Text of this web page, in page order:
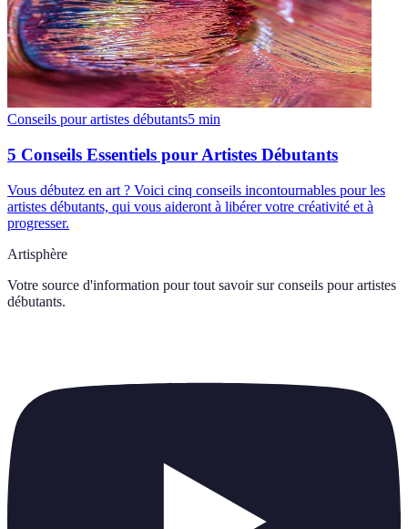
Conseils pour artistes débutants5 min
5 Conseils Essentiels pour Artistes Débutants
Vous débutez en art ? Voici cinq conseils incontournables pour les
artistes débutants, qui vous aideront à libérer votre créativité et à
progresser.
Artisphère
Votre source d'information pour tout savoir sur conseils pour artistes
débutants.